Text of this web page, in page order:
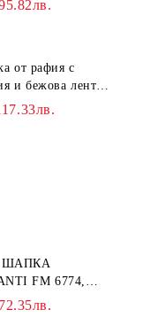
от рафия с
и бежова лента
ШАПКА
FM 6774,
ЦВЕТЕ
72.35лв.